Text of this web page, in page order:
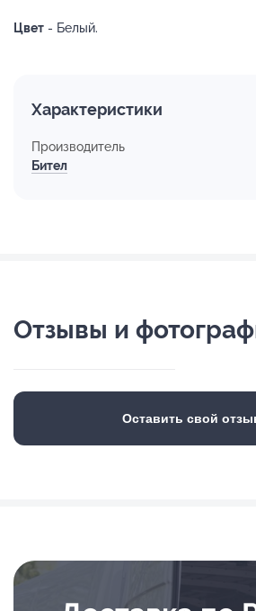
Цвет - Белый.
Характеристики
Производитель
Бител
Отзывы и
Оставить свой